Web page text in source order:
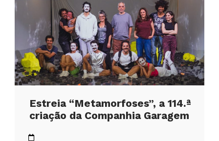
Estreia “Metamorfoses”, a 114.ª
criação da Companhia Garagem